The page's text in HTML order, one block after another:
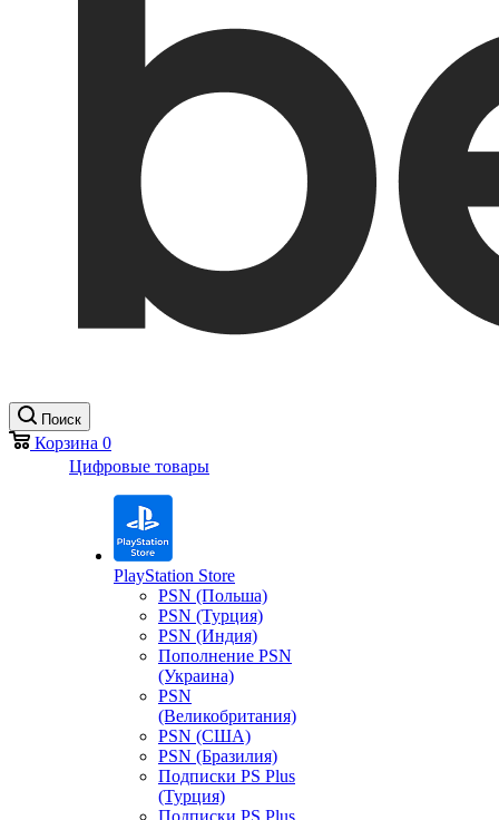
Поиск
Корзина 0
Цифровые товары
PlayStation Store
PSN (Польша)
PSN (Турция)
PSN (Индия)
Пополнение PSN
(Украина)
PSN
(Великобритания)
PSN (США)
PSN (Бразилия)
Подписки PS Plus
(Турция)
Подписки PS Plus